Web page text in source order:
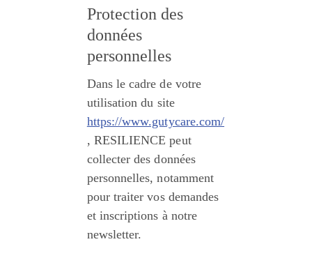
Protection des
données
personnelles
Dans le cadre de votre
utilisation du site
https://www.gutycare.com/
, RESILIENCE peut
collecter des données
personnelles, notamment
pour traiter vos demandes
et inscriptions à notre
newsletter.